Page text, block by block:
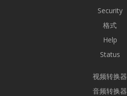
Security
格式
Help
Status
视频转换器
音频转换器